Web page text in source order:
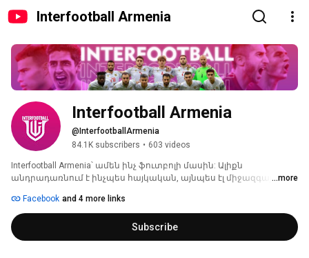
Interfootball Armenia
Interfootball Armenia
@InterfootballArmenia
84.1K subscribers • 603 videos
Interfootball Armenia՝ ամեն ինչ ֆուտբոլի մասին: Ալիքն
անդրադառնում է ինչպես հայկական, այնպես էլ միջազգային
վերլուծական տեսանյութեր, հատուկ ռեպորտաժներ, լրահոս և
այլն:
...more
Facebook and 4 more links
Subscribe